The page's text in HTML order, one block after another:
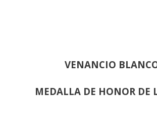
VENANCIO
MEDALLA DE HONOR DE